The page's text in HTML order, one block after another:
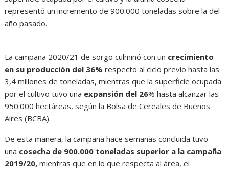
representó un incremento de 900.000 toneladas sobre la del
año pasado.
La campaña 2020/21 de sorgo culminó con un crecimiento
en su producción del 36% respecto al ciclo previo hasta las
3,4 millones de toneladas, mientras que la superficie ocupada
por el cultivo tuvo una expansión del 26% hasta alcanzar las
950.000 hectáreas, según la Bolsa de Cereales de Buenos
Aires (BCBA).
De esta manera, la campaña hace semanas concluida tuvo
una cosecha de 900.000 toneladas superior a la campaña
2019/20, mientras que en lo que respecta al área, el